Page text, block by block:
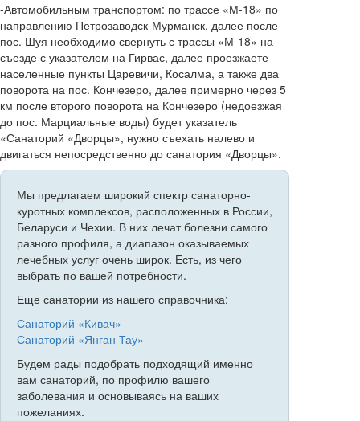
-Автомобильным транспортом: по трассе «М-18» по
направлению Петрозаводск-Мурманск, далее после
пос. Шуя необходимо свернуть с трассы «М-18» на
съезде с указателем на Гирвас, далее проезжаете
населенные пункты Царевичи, Косалма, а также два
поворота на пос. Кончезеро, далее примерно через 5
км после второго поворота на Кончезеро (недоезжая
до пос. Марциальные воды) будет указатель
«Санаторий «Дворцы», нужно съехать налево и
двигаться непосредственно до санатория «Дворцы».
Мы предлагаем широкий спектр санаторно-
куротных комплексов, расположенных в России,
Беларуси и Чехии. В них лечат болезни самого
разного профиля, а диапазон оказываемых
лечебных услуг очень широк. Есть, из чего
выбрать по вашей потребности.
Еще санатории из нашего справочника:
Санаторий «Кивач»
Санаторий «Янган Тау»
Будем рады подобрать подходящий именно
вам санаторий, по профилю вашего
заболевания и основываясь на ваших
пожеланиях.